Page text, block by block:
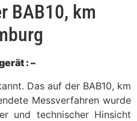
BAB10, km
: –
Das auf der BAB10, km
Messverfahren wurde
und technischer Hinsicht